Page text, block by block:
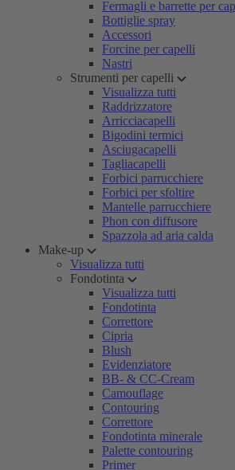
Fermagli e barrette per
Bottiglie spray
Accessori
Forcine per capelli
Nastri
Strumenti per capelli
Visualizza tutti
Raddrizzatore
Arricciacapelli
Bigodini termici
Asciugacapelli
Tagliacapelli
Forbici parrucchiere
Forbici per sfoltire
Mantelle parrucchiere
Phon con diffusore
Spazzola ad aria calda
Make-up
Visualizza tutti
Fondotinta
Visualizza tutti
Fondotinta
Correttore
Cipria
Blush
Evidenziatore
BB- & CC-Cream
Camouflage
Contouring
Correttore
Fondotinta minerale
Palette contouring
Primer